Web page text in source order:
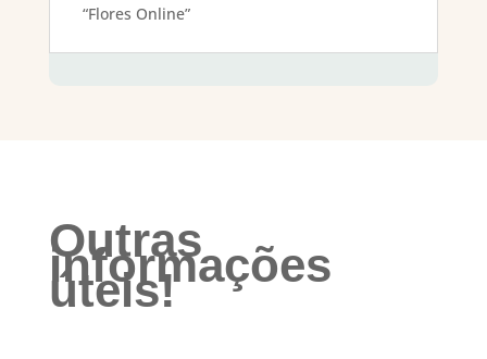
“Flores Online”
Outras
informações
úteis!